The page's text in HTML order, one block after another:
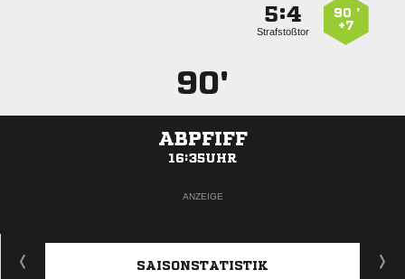
90 ’
+7
:
Strafstoßtor
90'
ABPFIFF
16:35UHR
ANZEIGE
SAISONSTATISTIK